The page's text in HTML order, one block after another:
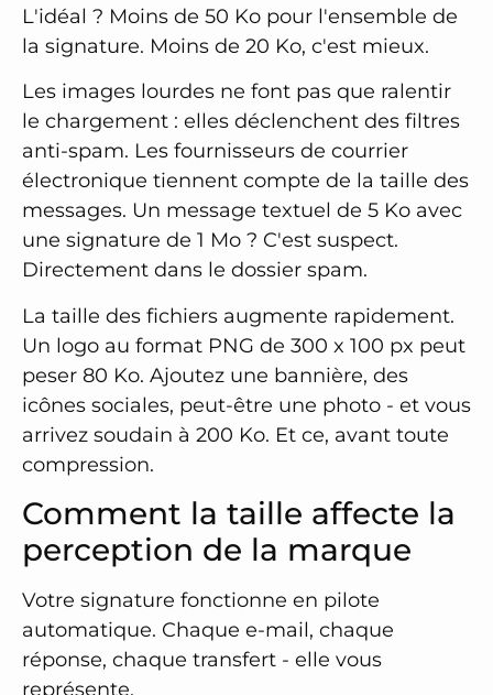
L'idéal ? Moins de 50 Ko pour l'ensemble de
la signature. Moins de 20 Ko, c'est mieux.
Les images lourdes ne font pas que ralentir
le chargement : elles déclenchent des filtres
anti-spam. Les fournisseurs de courrier
électronique tiennent compte de la taille des
messages. Un message textuel de 5 Ko avec
une signature de 1 Mo ? C'est suspect.
Directement dans le dossier spam.
La taille des fichiers augmente rapidement.
Un logo au format PNG de 300 x 100 px peut
peser 80 Ko. Ajoutez une bannière, des
icônes sociales, peut-être une photo - et vous
arrivez soudain à 200 Ko. Et ce, avant toute
compression.
Comment la taille affecte la
perception de la marque
Votre signature fonctionne en pilote
automatique. Chaque e-mail, chaque
réponse, chaque transfert - elle vous
représente.